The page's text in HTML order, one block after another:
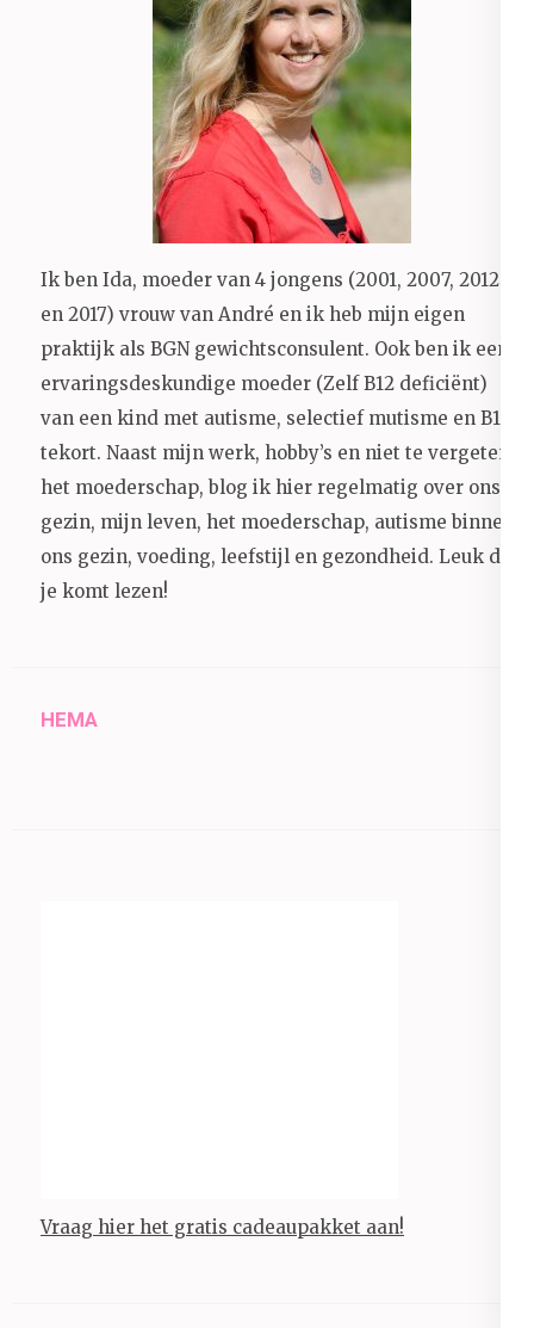
Ik ben Ida, moeder van 4 jongens (2001, 2007, 2012
en 2017) vrouw van André en ik heb mijn eigen
praktijk als BGN gewichtsconsulent. Ook ben ik een
ervaringsdeskundige moeder (Zelf B12 deficiënt)
van een kind met autisme, selectief mutisme en B12
tekort. Naast mijn werk, hobby’s en niet te vergeten
het moederschap, blog ik hier regelmatig over ons
gezin, mijn leven, het moederschap, autisme binnen
ons gezin, voeding, leefstijl en gezondheid. Leuk dat
je komt lezen!
HEMA
Vraag hier het gratis cadeaupakket aan!